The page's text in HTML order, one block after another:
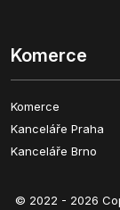
Komerce
Komerce
Kanceláře Praha
Kanceláře Brno
© 2022 - 2026